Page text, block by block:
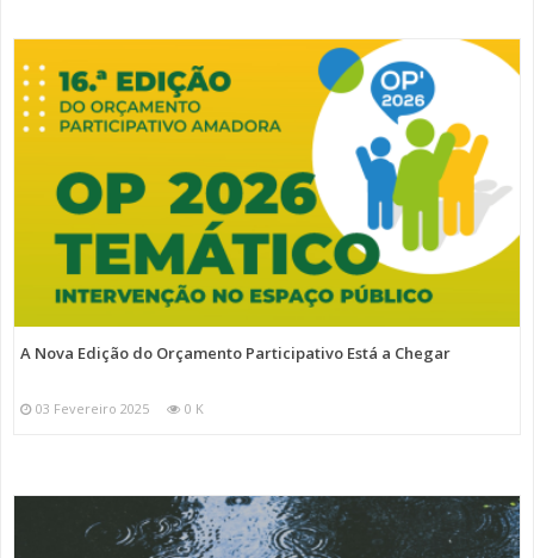
A Nova Edição do Orçamento Participativo Está a Chegar
03 Fevereiro 2025 0 K